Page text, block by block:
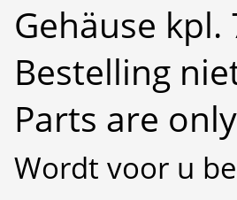
Gehäuse kpl.
Bestelling
Parts are
Wordt voor u